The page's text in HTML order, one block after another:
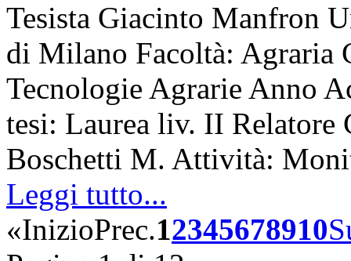
Tesista Giacinto Manfron
di Milano Facoltà: Agraria
Tecnologie Agrarie Anno
tesi: Laurea liv. II
Boschetti M. Attività:
Leggi tutto...
«InizioPrec.12345678910